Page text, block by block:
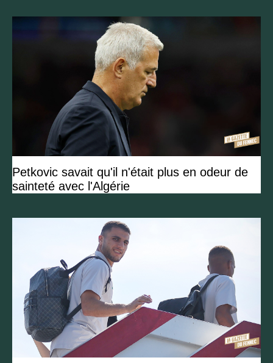
Petkovic savait qu'il n'était plus en odeur de
sainteté avec l'Algérie